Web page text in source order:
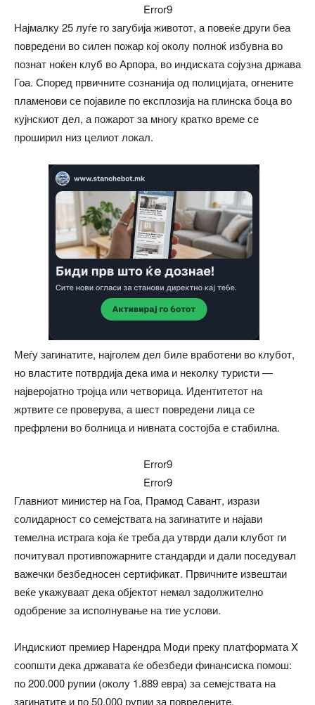
Error9
Најмалку 25 луѓе го загубија животот, а повеќе други беа
повредени во силен пожар кој околу полноќ избувна во
познат ноќен клуб во Арпора, во индиската сојузна држава
Гоа. Според првичните сознанија од полицијата, огнените
пламенови се појавиле по експлозија на плинска боца во
кујнскиот дел, а пожарот за многу кратко време се
проширил низ целиот локал.
Меѓу загинатите, најголем дел биле вработени во клубот,
но властите потврдија дека има и неколку туристи —
најверојатно тројца или четворица. Идентитетот на
жртвите се проверува, а шест повредени лица се
префрлени во болница и нивната состојба е стабилна.
Error9
Error9
Главниот министер на Гоа, Прамод Савант, изрази
солидарност со семејствата на загинатите и најави
темелна истрага која ќе треба да утврди дали клубот ги
почитувал противпожарните стандарди и дали поседувал
важечки безбедносен сертификат. Првичните извештаи
веќе укажуваат дека објектот немал задолжително
одобрение за исполнување на тие услови.
Индискиот премиер Нарендра Моди преку платформата X
соопшти дека државата ќе обезбеди финансиска помош:
по 200.000 рупии (околу 1.889 евра) за семејствата на
загинатите и по 50.000 рупии за повредените.